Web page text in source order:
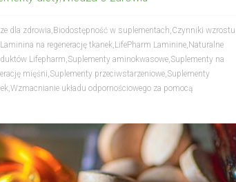
dla zdrowia, Biodostępność w suplementach,Czynniki wzrostu
Laminina na regenerację tkanek, LifePharm Laminine, Naturalne
Lifepharm,Suplementy aminokwasowe,Suplementy na
mięśni,Suplementy przeciwstarzeniowe,Suplementy
,Wzmacnianie układu odpornościowego za pomocą